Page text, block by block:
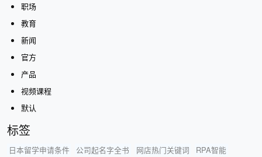
职场
教育
新闻
官方
产品
视频课程
默认
标签
日本留学申请条件 公司起名字全书 网店热门关键词 RPA智能